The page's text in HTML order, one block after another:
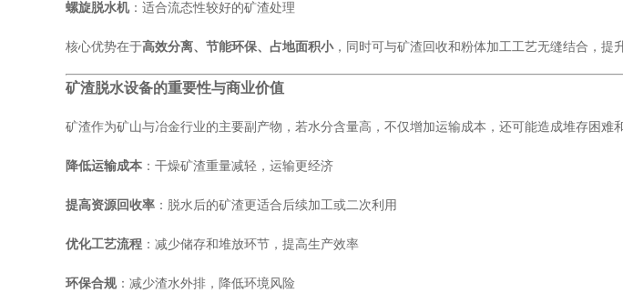
螺旋脱水机：适合流态性较好的矿渣处理
核心优势在于高效分离、节能环保、占地面积小，同时可与矿渣回收和粉体加工工艺无缝结合，提
矿渣脱水设备的重要性与商业价值
矿渣作为矿山与冶金行业的主要副产物，若水分含量高，不仅增加运输成本，还可能造成堆存困难
降低运输成本 ：干燥矿渣重量减轻，运输更经济
提高资源回收率 ：脱水后的矿渣更适合后续加工或二次利用
优化工艺流程 ：减少储存和堆放环节，提高生产效率
环保合规：减少渣水外排，降低环境风险